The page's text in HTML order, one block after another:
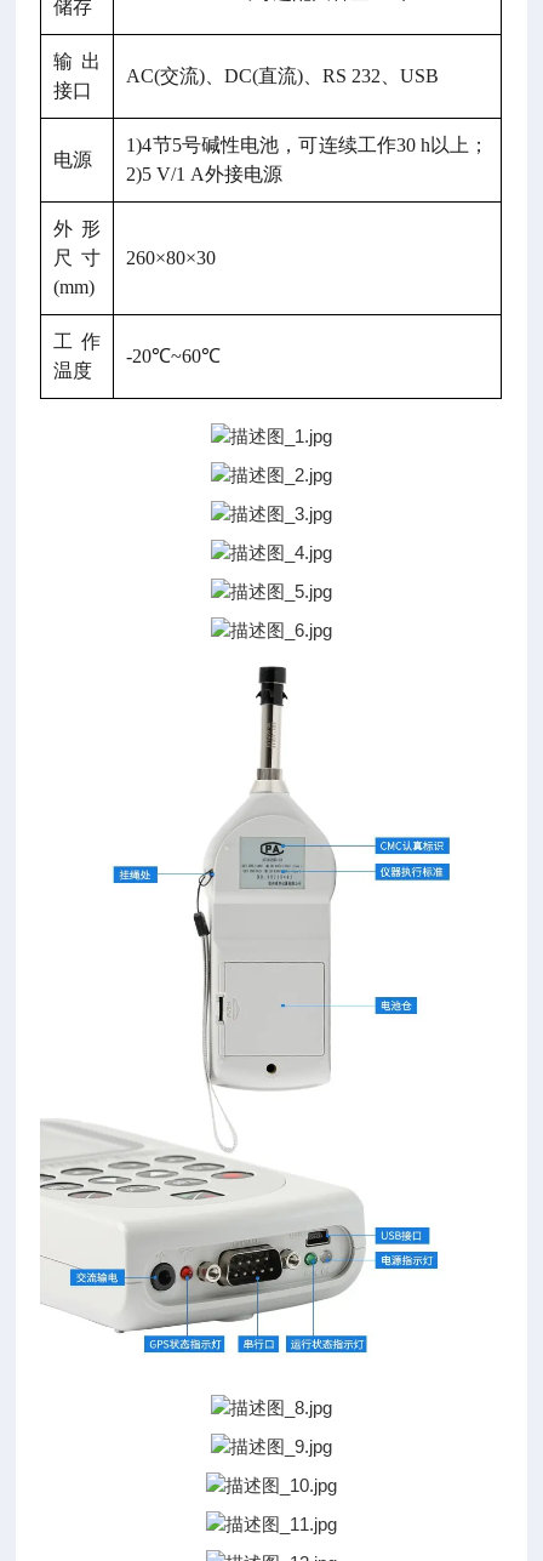
储存
输出
接口
AC(交流)、DC(直流)、RS 232、USB
电源
1)4节5号碱性电池，可连续工作30 h以上；
2)5 V/1 A外接电源
外形
尺寸
(mm)
260×80×30
工作
温度
-20℃~60℃